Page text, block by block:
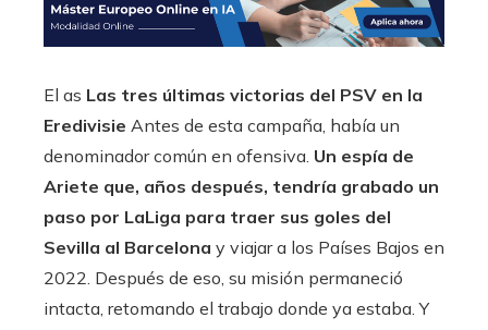
El as Las tres últimas victorias del PSV en la
Eredivisie Antes de esta campaña, había un
denominador común en ofensiva. Un espía de
Ariete que, años después, tendría grabado un
paso por LaLiga para traer sus goles del
Sevilla al Barcelona y viajar a los Países Bajos en
2022. Después de eso, su misión permaneció
intacta, retomando el trabajo donde ya estaba. Y